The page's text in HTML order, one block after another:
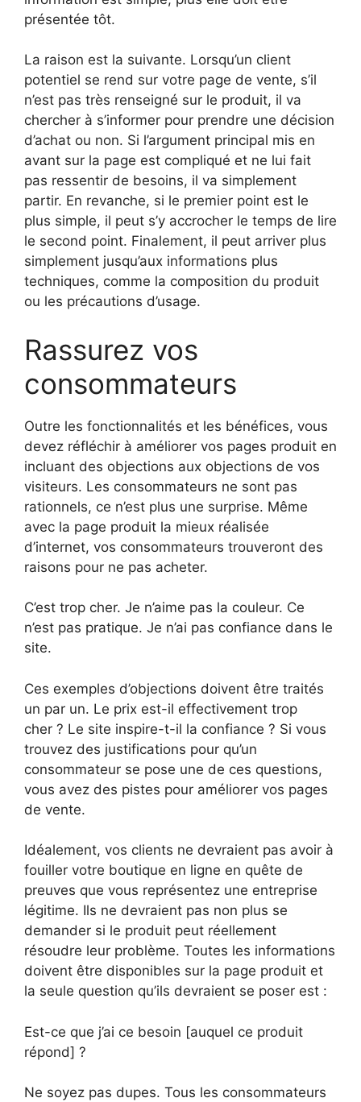
présentée tôt.
La raison est la suivante. Lorsqu’un client
potentiel se rend sur votre page de vente, s’il
n’est pas très renseigné sur le produit, il va
chercher à s’informer pour prendre une décision
d’achat ou non. Si l’argument principal mis en
avant sur la page est compliqué et ne lui fait
pas ressentir de besoins, il va simplement
partir. En revanche, si le premier point est le
plus simple, il peut s’y accrocher le temps de lire
le second point. Finalement, il peut arriver plus
simplement jusqu’aux informations plus
techniques, comme la composition du produit
ou les précautions d’usage.
Rassurez vos
consommateurs
Outre les fonctionnalités et les bénéfices, vous
devez réfléchir à améliorer vos pages produit en
incluant des objections aux objections de vos
visiteurs. Les consommateurs ne sont pas
rationnels, ce n’est plus une surprise. Même
avec la page produit la mieux réalisée
d’internet, vos consommateurs trouveront des
raisons pour ne pas acheter.
C’est trop cher. Je n’aime pas la couleur. Ce
n’est pas pratique. Je n’ai pas confiance dans le
site.
Ces exemples d’objections doivent être traités
un par un. Le prix est-il effectivement trop
cher ? Le site inspire-t-il la confiance ? Si vous
trouvez des justifications pour qu’un
consommateur se pose une de ces questions,
vous avez des pistes pour améliorer vos pages
de vente.
Idéalement, vos clients ne devraient pas avoir à
fouiller votre boutique en ligne en quête de
preuves que vous représentez une entreprise
légitime. Ils ne devraient pas non plus se
demander si le produit peut réellement
résoudre leur problème. Toutes les informations
doivent être disponibles sur la page produit et
la seule question qu’ils devraient se poser est :
Est-ce que j’ai ce besoin [auquel ce produit
répond] ?
Ne soyez pas dupes. Tous les consommateurs